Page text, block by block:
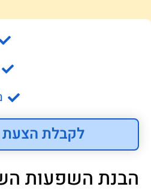
לקבלת הצעת
הבנת השפעות